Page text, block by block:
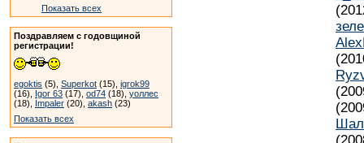
Показать всех
Поздравляем с годовщиной
регистрации!
egoktis (5), Superkot (15), igrok99
(16), Igor 63 (17), od74 (18), уоллес
(18), Impaler (20), akash (23)
Показать всех